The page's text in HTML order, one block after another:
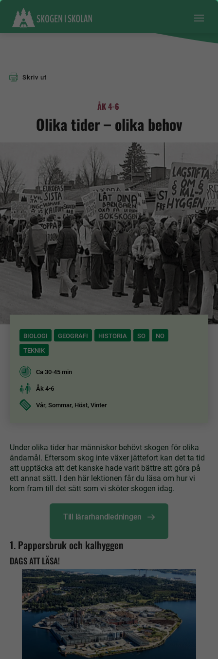
Skriv ut
ÅK 4-6
Olika tider – olika behov
BIOLOGI GEOGRAFI HISTORIA SO
NO
TEKNIK
Ca 30-45 min
Åk 4-6
Vår, Sommar, Höst, Vinter
Under olika tider har människor behövt skogen för olika
ändamål. Eftersom skog inte växer jättefort kan det ta tid
att upptäcka att det kanske hade varit bättre att göra på
ett annat sätt. I den här lektionen får du läsa om hur vi
kom fram till det sätt som vi sköter skogen idag.
Till lärarhandledningen
1. Pappersbruk och kalhyggen
DAGS ATT LÄSA!